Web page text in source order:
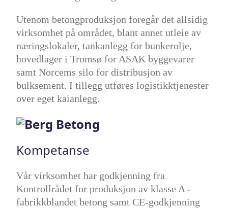
Utenom betongproduksjon foregår det allsidig
virksomhet på området, blant annet utleie av
næringslokaler, tankanlegg for bunkerolje,
hovedlager i Tromsø for ASAK byggevarer
samt Norcems silo for distribusjon av
bulksement. I tillegg utføres logistikktjenester
over eget kaianlegg.
Kompetanse
Vår virksomhet har godkjenning fra
Kontrollrådet for produksjon av klasse A -
fabrikkblandet betong samt CE-godkjenning